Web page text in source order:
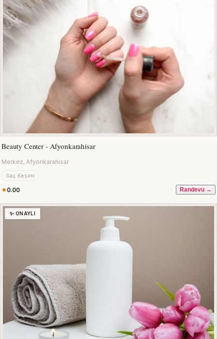
Beauty Center - Afyonkarahisar
Merkez, Afyonkarahisar
Saç Kesimi
0.00 Randevu →
✨ ONAYLI